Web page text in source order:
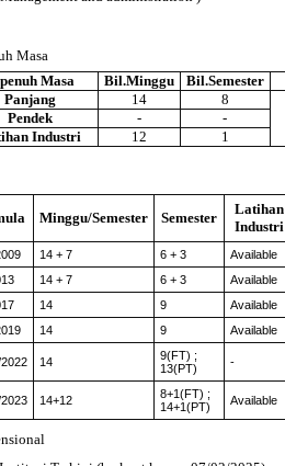
Masa
Masa Bil.Minggu Bil.Semester
Panjang
14
8
Pendek -
-
Industri
12 1
Minggu/Semester Semester
Latihan
Industri
14 + 7 6 + 3 Available
14 + 7 6 + 3 Available
14 9 Available
14 9 Available
14
9(FT) ;
13(PT)
-
14+12
8+1(FT) ;
14+1(PT)
Available